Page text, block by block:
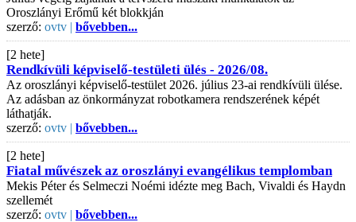
Oroszlányi Erőmű két blokkján
szerző: ovtv | bővebben...
[2 hete]
Rendkívüli képviselő-testületi ülés - 2026/08.
Az oroszlányi képviselő-testület 2026. július 23-ai rendkívüli ülése.
Az adásban az önkormányzat robotkamera rendszerének képét
láthatják.
szerző: ovtv | bővebben...
[2 hete]
Fiatal művészek az oroszlányi evangélikus templomban
Mekis Péter és Selmeczi Noémi idézte meg Bach, Vivaldi és Haydn
szellemét
szerző: ovtv | bővebben...